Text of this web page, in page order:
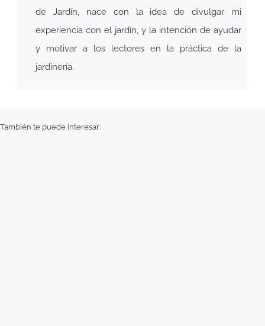
de Jardín, nace con la idea de divulgar mi
experiencia con el jardín, y la intención de ayudar
y motivar a los lectores en la práctica de la
jardinería.
También te puede interesar: